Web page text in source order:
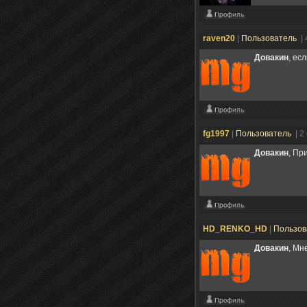
raven20 Пользователь
|
Довакин,
fg1997 Пользователь
|
Довакин,
HD_RENKO_HD
Довакин,